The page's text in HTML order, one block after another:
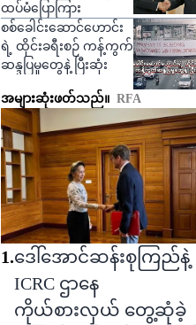
ထပ်မံပြောကြား
စစ်ခေါင်းဆောင်ဟောင်း
ရဲ့ ထိုင်းခရီးစဉ် ကန့်ကွက်
ဆန္ဒပြမှုတွေနဲ့ ပြီးဆုံး
အများဆုံးဖတ်သည်။ RFA
1.ဒေါ်အောင်ဆန်းစုကြည်နဲ့
ICRC ဌာနေ
ကိုယ်စားလှယ် တွေ့ဆုံခဲ့